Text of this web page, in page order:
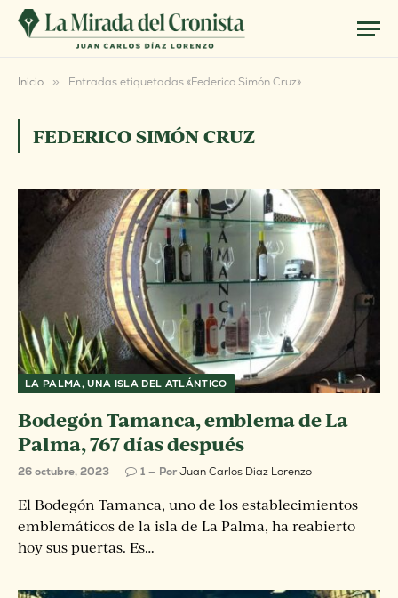
Inicio » Entradas etiquetadas «Federico Simón Cruz»
FEDERICO SIMÓN CRUZ
LA PALMA, UNA ISLA DEL ATLÁNTICO
Bodegón Tamanca, emblema de La
Palma, 767 días después
26 octubre, 2023 1 PorJuan Carlos Diaz Lorenzo
El Bodegón Tamanca, uno de los establecimientos
emblemáticos de la isla de La Palma, ha reabierto
hoy sus puertas. Es…